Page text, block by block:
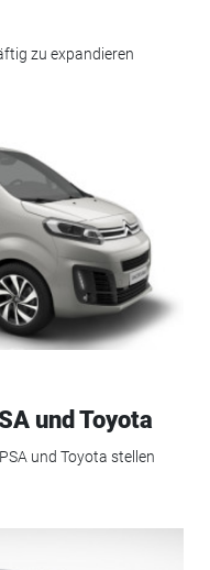
zu expandieren
und Toyota
und Toyota stellen